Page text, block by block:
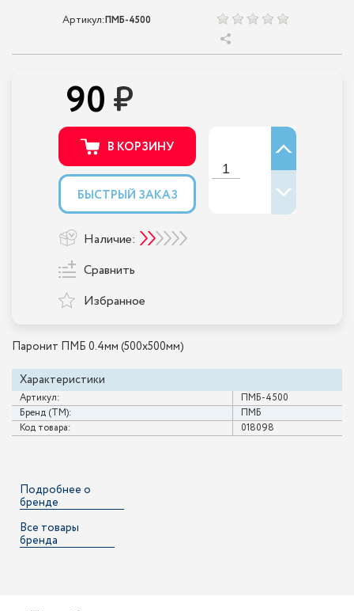
Артикул:ПМБ-4500
Паронит ПМБ 0.4мм (500х500мм)
Характеристики
Артикул:
ПМБ-4500
Бренд (ТМ):
ПМБ
Код товара:
018098
90
В КОРЗИНУ
БЫСТРЫЙ ЗАКАЗ
Наличие:
Сравнить
Избранное
Подробнее о
бренде
Все товары
бренда